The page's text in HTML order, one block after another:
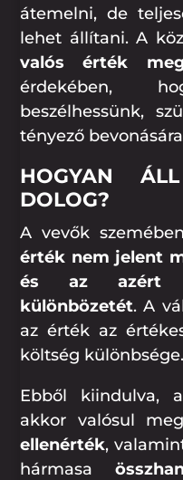
átemelni, de
lehet állítani. A
valós érték
érdekében,
beszélhessünk,
tényező
HOGYAN
DOLOG?
A vevők
érték nem jelent
és az azért
különbözetét. A
az érték az
költség különbsége.
Ebből kiindulva,
akkor valósul
ellenérték,
hármasa